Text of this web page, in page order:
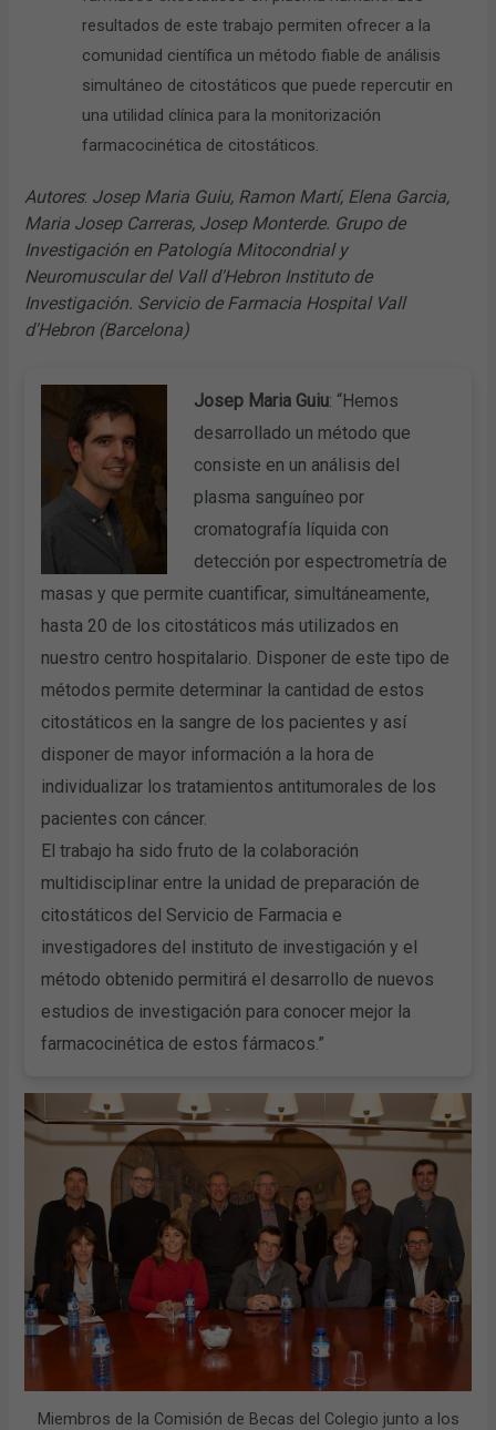
resultados de este trabajo permiten ofrecer a la
comunidad científica un método fiable de análisis
simultáneo de citostáticos que puede repercutir en
una utilidad clínica para la monitorización
farmacocinética de citostáticos.
Autores: Josep Maria Guiu, Ramon Martí, Elena Garcia,
Maria Josep Carreras, Josep Monterde. Grupo de
Investigación en Patología Mitocondrial y
Neuromuscular del Vall d'Hebron Instituto de
Investigación. Servicio de Farmacia Hospital Vall
d'Hebron (Barcelona)
Josep Maria Guiu: “Hemos
desarrollado un método que
consiste en un análisis del
plasma sanguíneo por
cromatografía líquida con
detección por espectrometría de
masas y que permite cuantificar, simultáneamente,
hasta 20 de los citostáticos más utilizados en
nuestro centro hospitalario. Disponer de este tipo de
métodos permite determinar la cantidad de estos
citostáticos en la sangre de los pacientes y así
disponer de mayor información a la hora de
individualizar los tratamientos antitumorales de los
pacientes con cáncer.
El trabajo ha sido fruto de la colaboración
multidisciplinar entre la unidad de preparación de
citostáticos del Servicio de Farmacia e
investigadores del instituto de investigación y el
método obtenido permitirá el desarrollo de nuevos
estudios de investigación para conocer mejor la
farmacocinética de estos fármacos.”
Miembros de la Comisión de Becas del Colegio junto a los